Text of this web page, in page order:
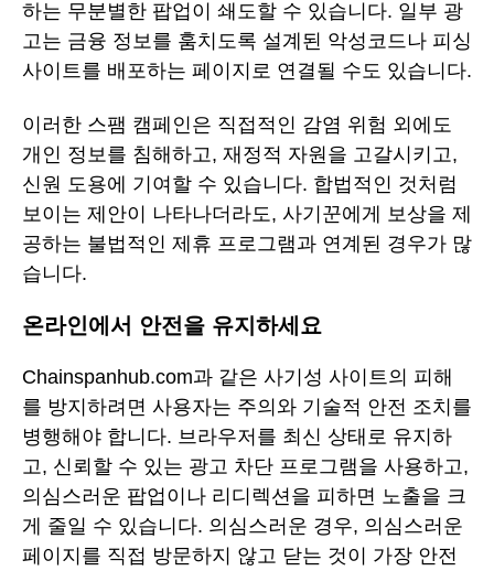
하는 무분별한 팝업이 쇄도할 수 있습니다. 일부 광
고는 금융 정보를 훔치도록 설계된 악성코드나 피싱
사이트를 배포하는 페이지로 연결될 수도 있습니다.
이러한 스팸 캠페인은 직접적인 감염 위험 외에도
개인 정보를 침해하고, 재정적 자원을 고갈시키고,
신원 도용에 기여할 수 있습니다. 합법적인 것처럼
보이는 제안이 나타나더라도, 사기꾼에게 보상을 제
공하는 불법적인 제휴 프로그램과 연계된 경우가 많
습니다.
온라인에서 안전을 유지하세요
Chainspanhub.com과 같은 사기성 사이트의 피해
를 방지하려면 사용자는 주의와 기술적 안전 조치를
병행해야 합니다. 브라우저를 최신 상태로 유지하
고, 신뢰할 수 있는 광고 차단 프로그램을 사용하고,
의심스러운 팝업이나 리디렉션을 피하면 노출을 크
게 줄일 수 있습니다. 의심스러운 경우, 의심스러운
페이지를 직접 방문하지 않고 닫는 것이 가장 안전